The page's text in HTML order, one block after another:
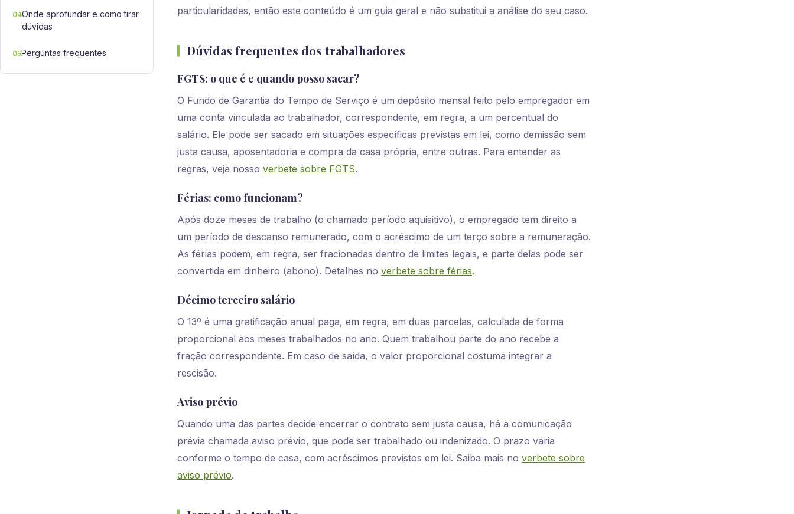
04Onde aprofundar e como tirar
dúvidas
05Perguntas frequentes
particularidades, então este conteúdo é um guia geral e não substitui a análise do seu caso.
Dúvidas frequentes dos trabalhadores
FGTS: o que é e quando posso sacar?
O Fundo de Garantia do Tempo de Serviço é um depósito mensal feito pelo empregador em
uma conta vinculada ao trabalhador, correspondente, em regra, a um percentual do
salário. Ele pode ser sacado em situações específicas previstas em lei, como demissão sem
justa causa, aposentadoria e compra da casa própria, entre outras. Para entender as
regras, veja nosso verbete sobre FGTS.
Férias: como funcionam?
Após doze meses de trabalho (o chamado período aquisitivo), o empregado tem direito a
um período de descanso remunerado, com o acréscimo de um terço sobre a remuneração.
As férias podem, em regra, ser fracionadas dentro de limites legais, e parte delas pode ser
convertida em dinheiro (abono). Detalhes no verbete sobre férias.
Décimo terceiro salário
O 13º é uma gratificação anual paga, em regra, em duas parcelas, calculada de forma
proporcional aos meses trabalhados no ano. Quem trabalhou parte do ano recebe a
fração correspondente. Em caso de saída, o valor proporcional costuma integrar a
rescisão.
Aviso prévio
Quando uma das partes decide encerrar o contrato sem justa causa, há a comunicação
prévia chamada aviso prévio, que pode ser trabalhado ou indenizado. O prazo varia
conforme o tempo de casa, com acréscimos previstos em lei. Saiba mais no verbete sobre
aviso prévio.